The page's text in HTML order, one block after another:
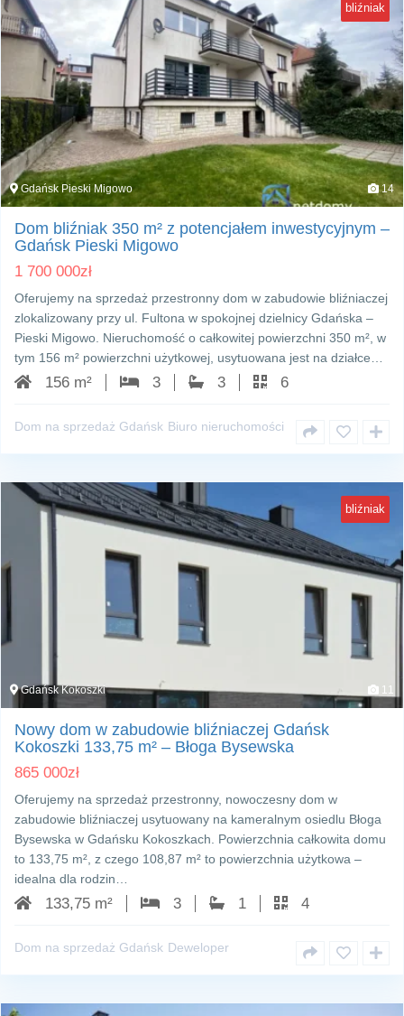
bliźniak
Gdańsk Pieski Migowo 14
Dom bliźniak 350 m² z potencjałem inwestycyjnym –
Gdańsk Pieski Migowo
1 700 000zł
Oferujemy na sprzedaż przestronny dom w zabudowie bliźniaczej
zlokalizowany przy ul. Fultona w spokojnej dzielnicy Gdańska –
Pieski Migowo. Nieruchomość o całkowitej powierzchni 350 m², w
tym 156 m² powierzchni użytkowej, usytuowana jest na działce…
156 m² 3 3 6
Dom na sprzedaż Gdańsk Biuro nieruchomości
bliźniak
Gdańsk Kokoszki 11
Nowy dom w zabudowie bliźniaczej Gdańsk
Kokoszki 133,75 m² – Błoga Bysewska
865 000zł
Oferujemy na sprzedaż przestronny, nowoczesny dom w
zabudowie bliźniaczej usytuowany na kameralnym osiedlu Błoga
Bysewska w Gdańsku Kokoszkach. Powierzchnia całkowita domu
to 133,75 m², z czego 108,87 m² to powierzchnia użytkowa –
idealna dla rodzin…
133,75 m² 3 1 4
Dom na sprzedaż Gdańsk Deweloper